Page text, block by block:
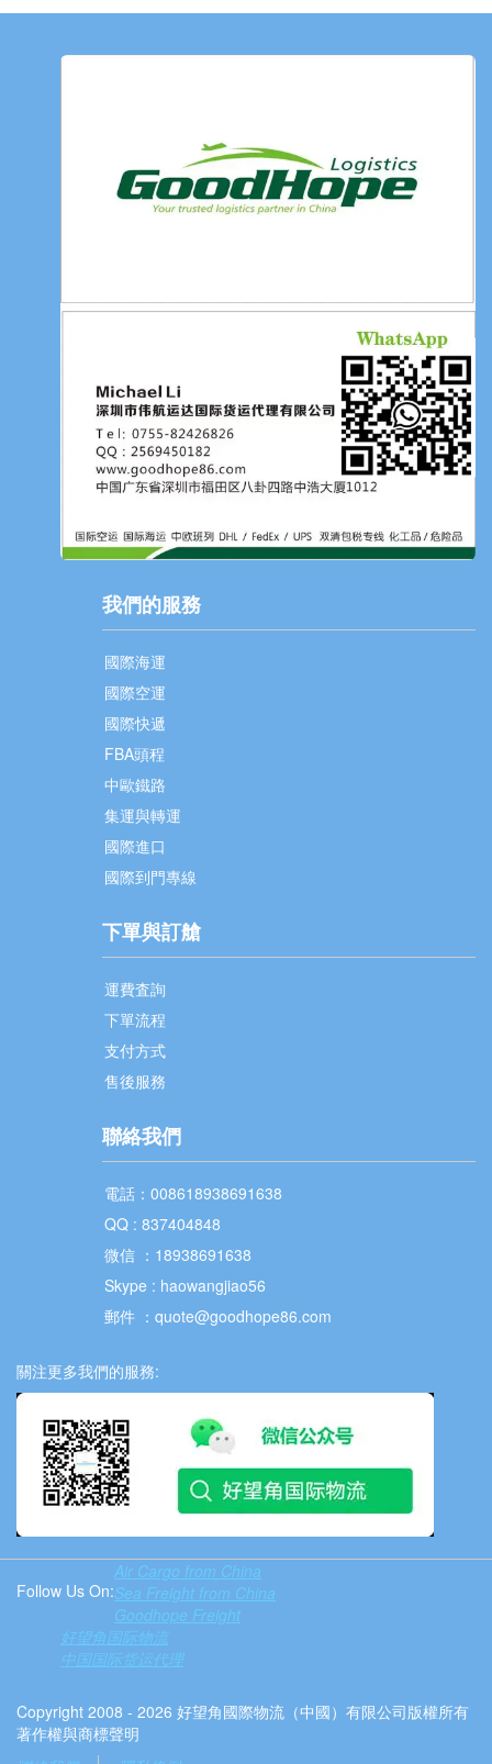
我們的服務
國際海運
國際空運
國際快遞
FBA頭程
中歐鐵路
集運與轉運
國際進口
國際到門專線
下單與訂艙
運費査詢
下單流程
支付方式
售後服務
聯絡我們
電話：008618938691638
QQ : 837404848
微信 ：18938691638
Skype : haowangjiao56
郵件 ：quote@goodhope86.com
關注更多我們的服務:
Follow Us On:
Air Cargo from China
Sea Freight from China
Goodhope Freight
好望角国际物流
中国国际货运代理
Copyright 2008 - 2026 好望角國際物流（中國）有限公司版權所有
著作權與商標聲明